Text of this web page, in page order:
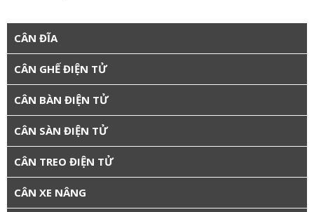
CÂN ĐĨA
CÂN GHẾ ĐIỆN TỬ
CÂN BÀN ĐIỆN TỬ
CÂN SÀN ĐIỆN TỬ
CÂN TREO ĐIỆN TỬ
CÂN XE NÂNG